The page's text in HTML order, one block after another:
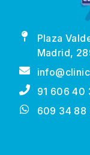
Plaza
Madrid,
91 606 40
609 34 88